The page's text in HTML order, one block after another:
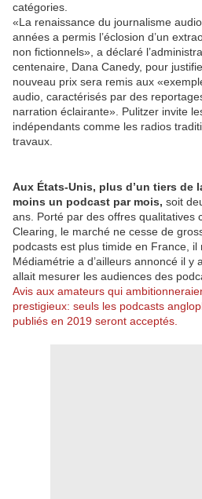
catégories.
«La renaissance du journalisme
années a permis l’éclosion d’un
non fictionnels», a déclaré
centenaire, Dana Canedy, pour
nouveau prix sera remis aux
audio, caractérisés par des
narration éclairante». Pulitzer invite
indépendants comme les radios
travaux.
Aux États-Unis, plus d’un tiers de
moins un podcast par mois, soit
ans. Porté par des offres qualitatives
Clearing, le marché ne cesse de
podcasts est plus timide en France, il
Médiamétrie a d’ailleurs annoncé il y
allait mesurer les audiences des
Avis aux amateurs qui
prestigieux: seuls les podcasts
publiés en 2019 seront acceptés.